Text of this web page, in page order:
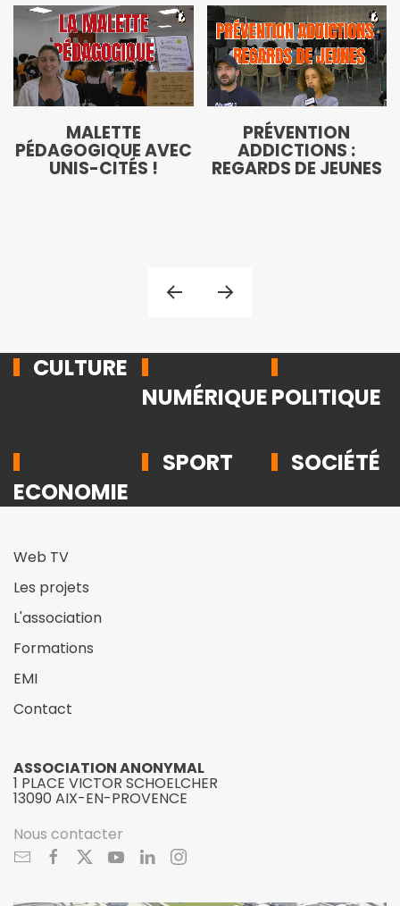
MALETTE
PÉDAGOGIQUE AVEC
UNIS-CITÉS !
PRÉVENTION
ADDICTIONS :
REGARDS DE JEUNES
CULTURE
NUMÉRIQUEPOLITIQUE
ECONOMIE
SPORT SOCIÉTÉ
Web TV
Les projets
L'association
Formations
EMI
Contact
ASSOCIATION ANONYMAL
1 PLACE VICTOR SCHOELCHER
13090 AIX-EN-PROVENCE
Nous contacter